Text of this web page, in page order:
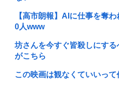
【高市朗報】AIに仕事を奪
0人www
坊さんを今すぐ皆殺しにす
がこちら
この映画は観なくていいって